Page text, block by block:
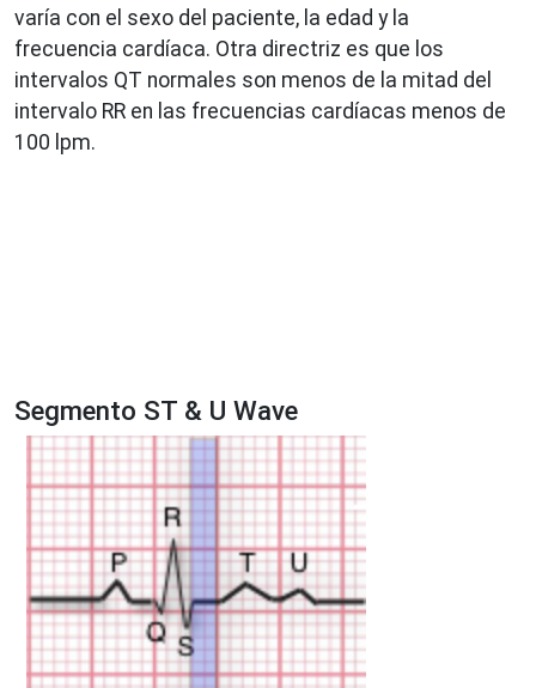
varía con el sexo del paciente, la edad y la
frecuencia cardíaca. Otra directriz es que los
intervalos QT normales son menos de la mitad del
intervalo RR en las frecuencias cardíacas menos de
100 lpm.
Segmento ST & U Wave